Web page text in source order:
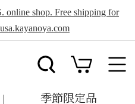
online shop. Free shipping for
季節限定品